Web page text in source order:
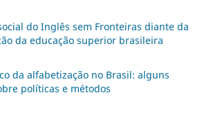
do Inglês sem Fronteiras diante da
da educação superior brasileira
da alfabetização no Brasil: alguns
políticas e métodos